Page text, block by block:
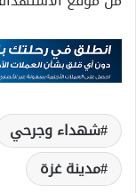
شهداء وجرحي
مدينة غزة